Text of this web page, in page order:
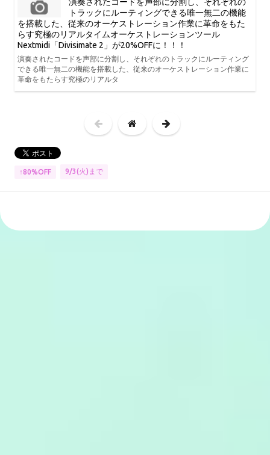
トラックにルーティングできる唯一無二の機能
を搭載した、従来のオーケストレーション作業に革命をもた
らす究極のリアルタイムオーケストレーションツール
Nextmidi「Divisimate 2」が20%OFFに！！！
演奏されたコードを声部に分割し、それぞれのトラックにルーティング
できる唯一無二の機能を搭載した、従来のオーケストレーション作業に
革命をもたらす究極のリアルタ
↑80%OFF 9/3(火)まで